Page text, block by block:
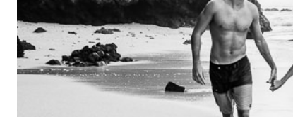
Couple – Amelie et